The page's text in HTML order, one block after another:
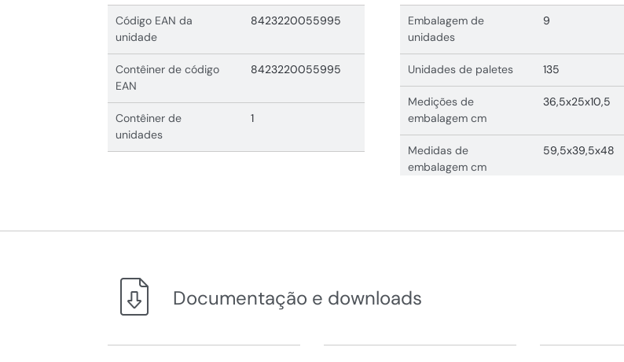
Código EAN da
unidade
8423220055995
Contêiner de código
EAN
8423220055995
Contêiner de
unidades
1
Embalagem de
unidades
9
Unidades de paletes 135
Medições de
embalagem cm
36,5x25x10,5
Medidas de
embalagem cm
59,5x39,5x48
Documentação e downloads